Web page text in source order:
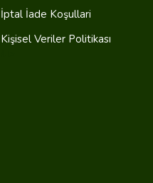
İptal İade Koşullari
Kişisel Veriler Politikası